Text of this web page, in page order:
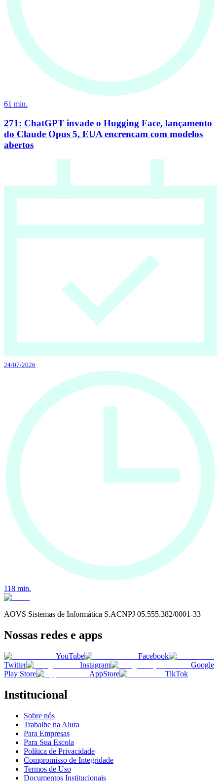
61 min.
271: ChatGPT invade o Hugging Face, lançamento
do Claude Opus 5, EUA encrencam com modelos
abertos
24/07/2026
118 min.
AOVS Sistemas de Informática S.ACNPJ 05.555.382/0001-33
Nossas redes e apps
YouTube
Facebook
Twitter
Instagram
Google
Play Store
AppStore TikTok
Institucional
Sobre nós
Trabalhe na Alura
Para Empresas
Para Sua Escola
Política de Privacidade
Compromisso de Integridade
Termos de Uso
Documentos Institucionais